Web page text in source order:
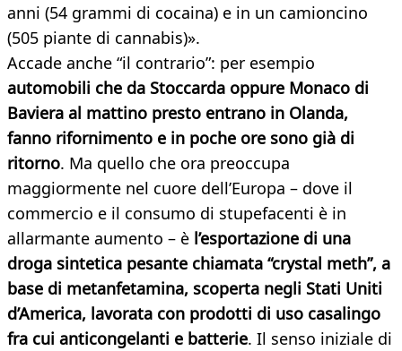
anni (54 grammi di cocaina) e in un camioncino
(505 piante di cannabis)».
Accade anche “il contrario”: per esempio
automobili che da Stoccarda oppure Monaco di
Baviera al mattino presto entrano in Olanda,
fanno rifornimento e in poche ore sono già di
ritorno. Ma quello che ora preoccupa
maggiormente nel cuore dell’Europa – dove il
commercio e il consumo di stupefacenti è in
allarmante aumento – è l’esportazione di una
droga sintetica pesante chiamata “crystal meth”, a
base di metanfetamina, scoperta negli Stati Uniti
d’America, lavorata con prodotti di uso casalingo
fra cui anticongelanti e batterie. Il senso iniziale di